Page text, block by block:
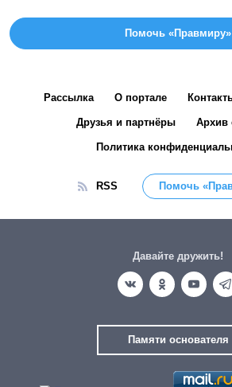
Помочь «Правмиру»
Рассылка О портале
Друзья и партнёры Архив
Политика
RSS Помочь
Давайте дружить!
Памяти основателя